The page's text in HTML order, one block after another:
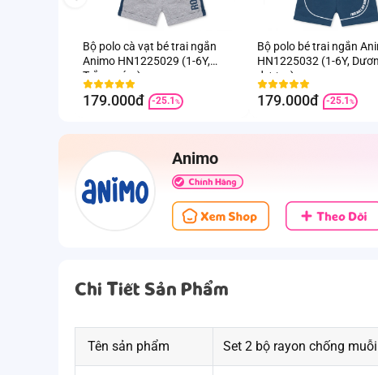
Bộ polo cà vạt bé trai ngắn
Animo HN1225029 (1-6Y,
Trắng-xám)
179.000đ -25.1 %
Bộ polo bé trai ngắn
HN1225032 (1-6Y,
dương)
179.000đ -25.1 %
Animo
Chi Tiết Sản Phẩm
Tên sản phẩm Set 2 bộ rayon chống